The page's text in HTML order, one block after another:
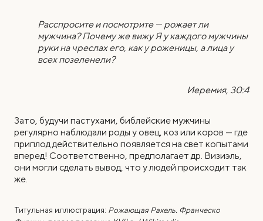
Расспросите и посмотрите — рожает ли
мужчина? Почему же вижу Я у каждого мужчины
руки на чреслах его, как у роженицы, а лица у
всех позеленели?
Иеремия, 30:4
Зато, будучи пастухами, библейские мужчины
регулярно наблюдали роды у овец, коз или коров — где
приплод действительно появляется на свет копытами
вперед! Соответственно, предполагает др. Визиэль,
они могли сделать вывод, что у людей происходит так
же.
Титульная иллюстрация: Рожающая Рахель. Франческо